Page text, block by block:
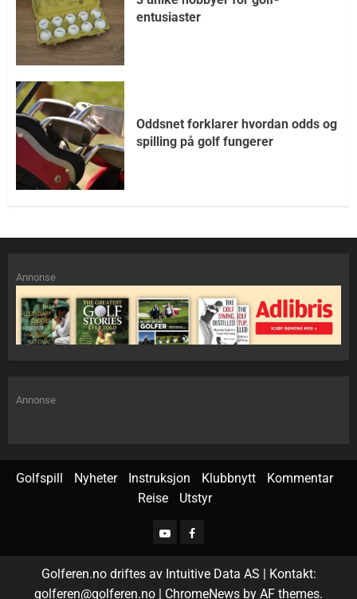
entusiaster
Oddsnet forklarer hvordan odds og
spilling på golf fungerer
Annonse
Annonse
Golfspill Nyheter Instruksjon Klubbnytt
Kommentar
Reise
Utstyr
Golferen.no driftes av Intuitive Data AS | Kontakt:
golferen@golferen.no | ChromeNews by AF themes.